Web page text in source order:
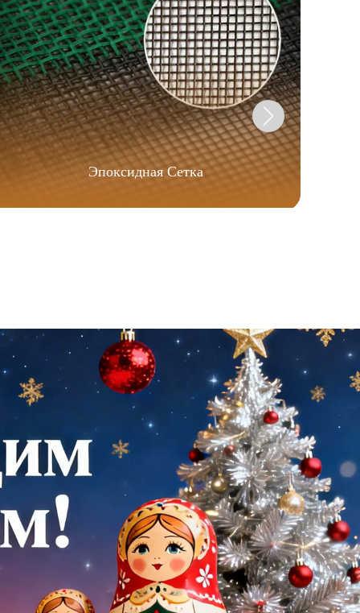
Эпоксидная Сетка